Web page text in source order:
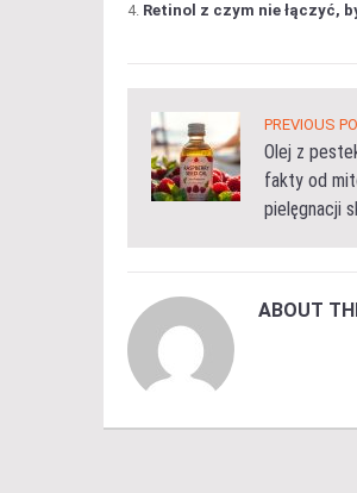
Retinol z czym nie łączyć,
PREVIOUS
Olej z
fakty od
pielęgnacji
ABOUT